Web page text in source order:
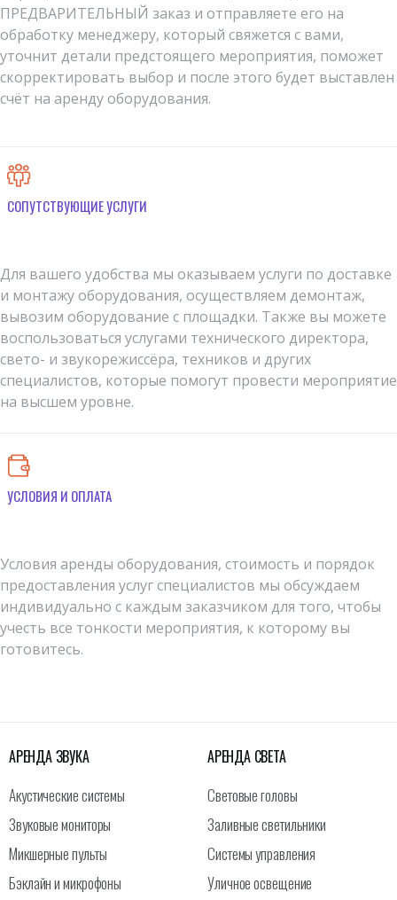
ПРЕДВАРИТЕЛЬНЫЙ заказ и отправляете его на
обработку менеджеру, который свяжется с вами,
уточнит детали предстоящего мероприятия, поможет
скорректировать выбор и после этого будет выставлен
счёт на аренду оборудования.
СОПУТСТВУЮЩИЕ УСЛУГИ
Для вашего удобства мы оказываем услуги по доставке
и монтажу оборудования, осуществляем демонтаж,
вывозим оборудование с площадки. Также вы можете
воспользоваться услугами технического директора,
свето- и звукорежиссёра, техников и других
специалистов, которые помогут провести мероприятие
на высшем уровне.
УСЛОВИЯ И ОПЛАТА
Условия аренды оборудования, стоимость и порядок
предоставления услуг специалистов мы обсуждаем
индивидуально с каждым заказчиком для того, чтобы
учесть все тонкости мероприятия, к которому вы
готовитесь.
АРЕНДА ЗВУКА
Акустические системы
Звуковые мониторы
Микшерные пульты
Бэклайн и микрофоны
АРЕНДА СВЕТА
Световые головы
Заливные светильники
Системы управления
Уличное освещение